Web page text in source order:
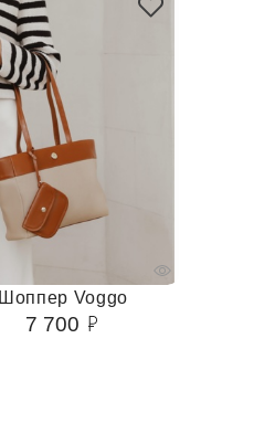
Шоппер Voggo
7 700